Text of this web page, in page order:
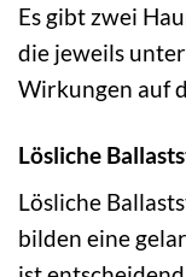
Es gibt zwei
die jeweils
Wirkungen auf
Lösliche
Lösliche
bilden eine